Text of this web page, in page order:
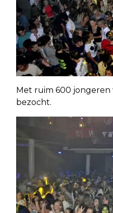
Met ruim 600 jongeren
bezocht.